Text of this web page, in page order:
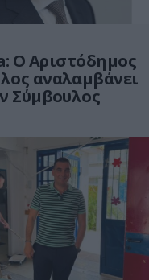
Ο Αριστόδημος
αναλαμβάνει
Σύμβουλος